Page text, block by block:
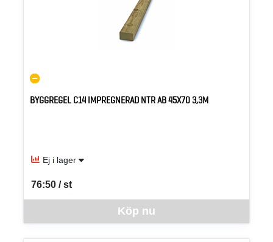
BYGGREGEL C14 IMPREGNERAD NTR AB 45X70 3,3M
Ej i lager
Köp nu
76:50 / st
SEK per ST